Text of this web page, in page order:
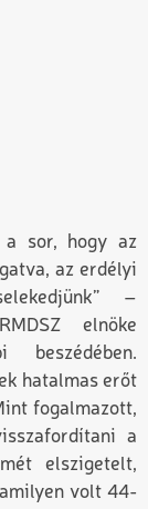
a sor, hogy az
az erdélyi
–
elnöke
beszédében.
hatalmas erőt
fogalmazott,
a
elszigetelt,
volt 44-